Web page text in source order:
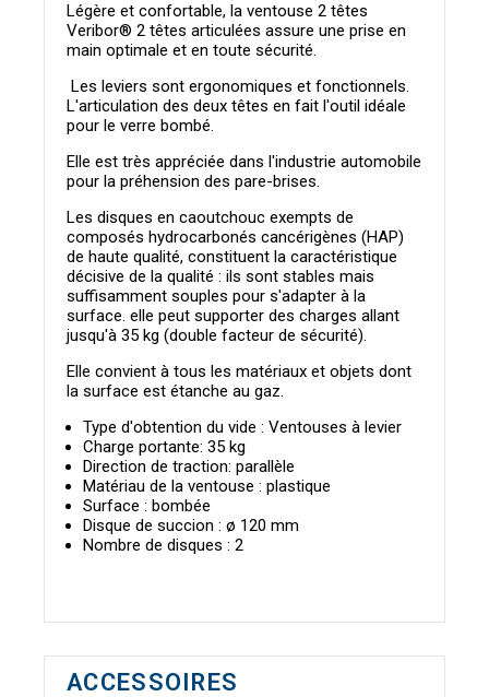
Légère et confortable, la ventouse 2 têtes
Veribor® 2 têtes articulées assure une prise en
main optimale et en toute sécurité.
Les leviers sont ergonomiques et fonctionnels.
L'articulation des deux têtes en fait l'outil idéale
pour le verre bombé.
Elle est très appréciée dans l'industrie automobile
pour la préhension des pare-brises.
Les disques en caoutchouc exempts de
composés hydrocarbonés cancérigènes (HAP)
de haute qualité, constituent la caractéristique
décisive de la qualité : ils sont stables mais
suffisamment souples pour s'adapter à la
surface. elle peut supporter des charges allant
jusqu'à 35 kg (double facteur de sécurité).
Elle convient à tous les matériaux et objets dont
la surface est étanche au gaz.
Type d'obtention du vide : Ventouses à levier
Charge portante: 35 kg
Direction de traction: parallèle
Matériau de la ventouse : plastique
Surface : bombée
Disque de succion : ø 120 mm
Nombre de disques : 2
ACCESSOIRES